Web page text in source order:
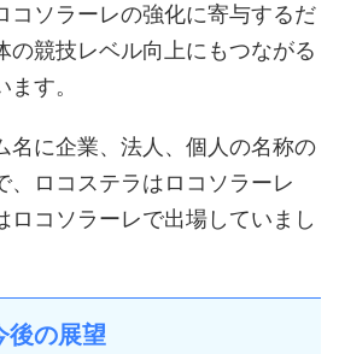
コソラーレの強化に寄与するだ
の競技レベル向上にもつながる
す。
名に企業、法人、個人の名称の
、ロコステラはロコソラーレ
ロコソラーレで出場していまし
後の展望